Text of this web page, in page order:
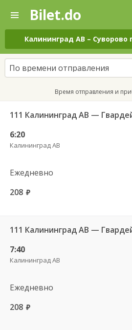
—
Поиск
и
покупка
билетов
на
автобус
онлайн
Bilet.do
Калининград АВ – Суворово
По времени отправления
Время отправления и
111 Калининград АВ —
6:20
Калининград АВ
Ежедневно
208 руб.
111 Калининград АВ —
7:40
Калининград АВ
Ежедневно
208 руб.